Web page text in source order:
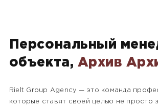
Персональный
объекта, Архив
Rielt Group Agency — это команда
которые ставят своей целью не просто